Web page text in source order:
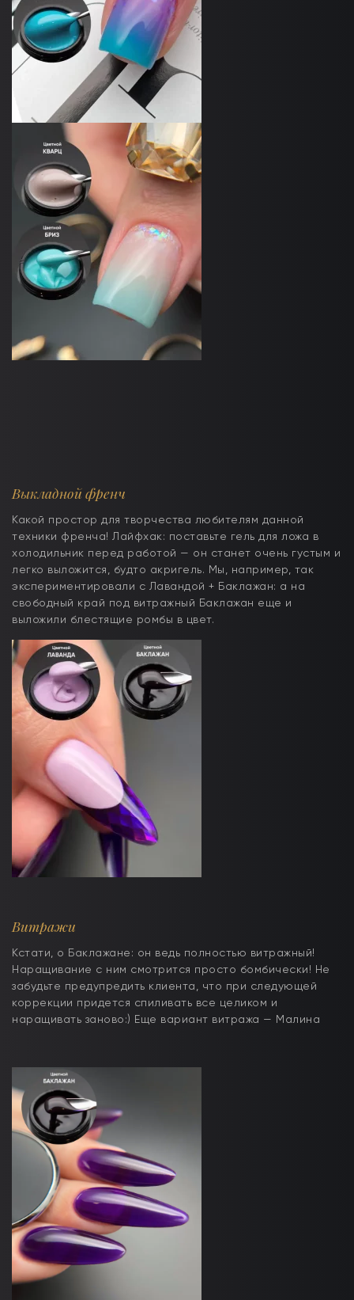
Выкладной френч
Какой простор для творчества любителям данной
техники френча! Лайфхак: поставьте гель для ложа в
холодильник перед работой — он станет очень густым и
легко выложится, будто акригель. Мы, например, так
экспериментировали с Лавандой + Баклажан: а на
свободный край под витражный Баклажан еще и
выложили блестящие ромбы в цвет.
Витражи
Кстати, о Баклажане: он ведь полностью витражный!
Наращивание с ним смотрится просто бомбически! Не
забудьте предупредить клиента, что при следующей
коррекции придется спиливать все целиком и
наращивать заново:) Еще вариант витража — Малина